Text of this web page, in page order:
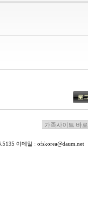
이메일 : ofskorea@daum.net